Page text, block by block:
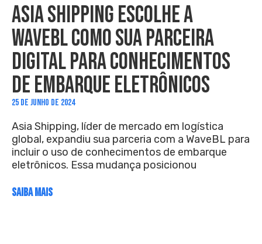
ASIA SHIPPING ESCOLHE A
WAVEBL COMO SUA PARCEIRA
DIGITAL PARA CONHECIMENTOS
DE EMBARQUE ELETRÔNICOS
25 DE JUNHO DE 2024
Asia Shipping, líder de mercado em logística
global, expandiu sua parceria com a WaveBL para
incluir o uso de conhecimentos de embarque
eletrônicos. Essa mudança posicionou
SAIBA MAIS